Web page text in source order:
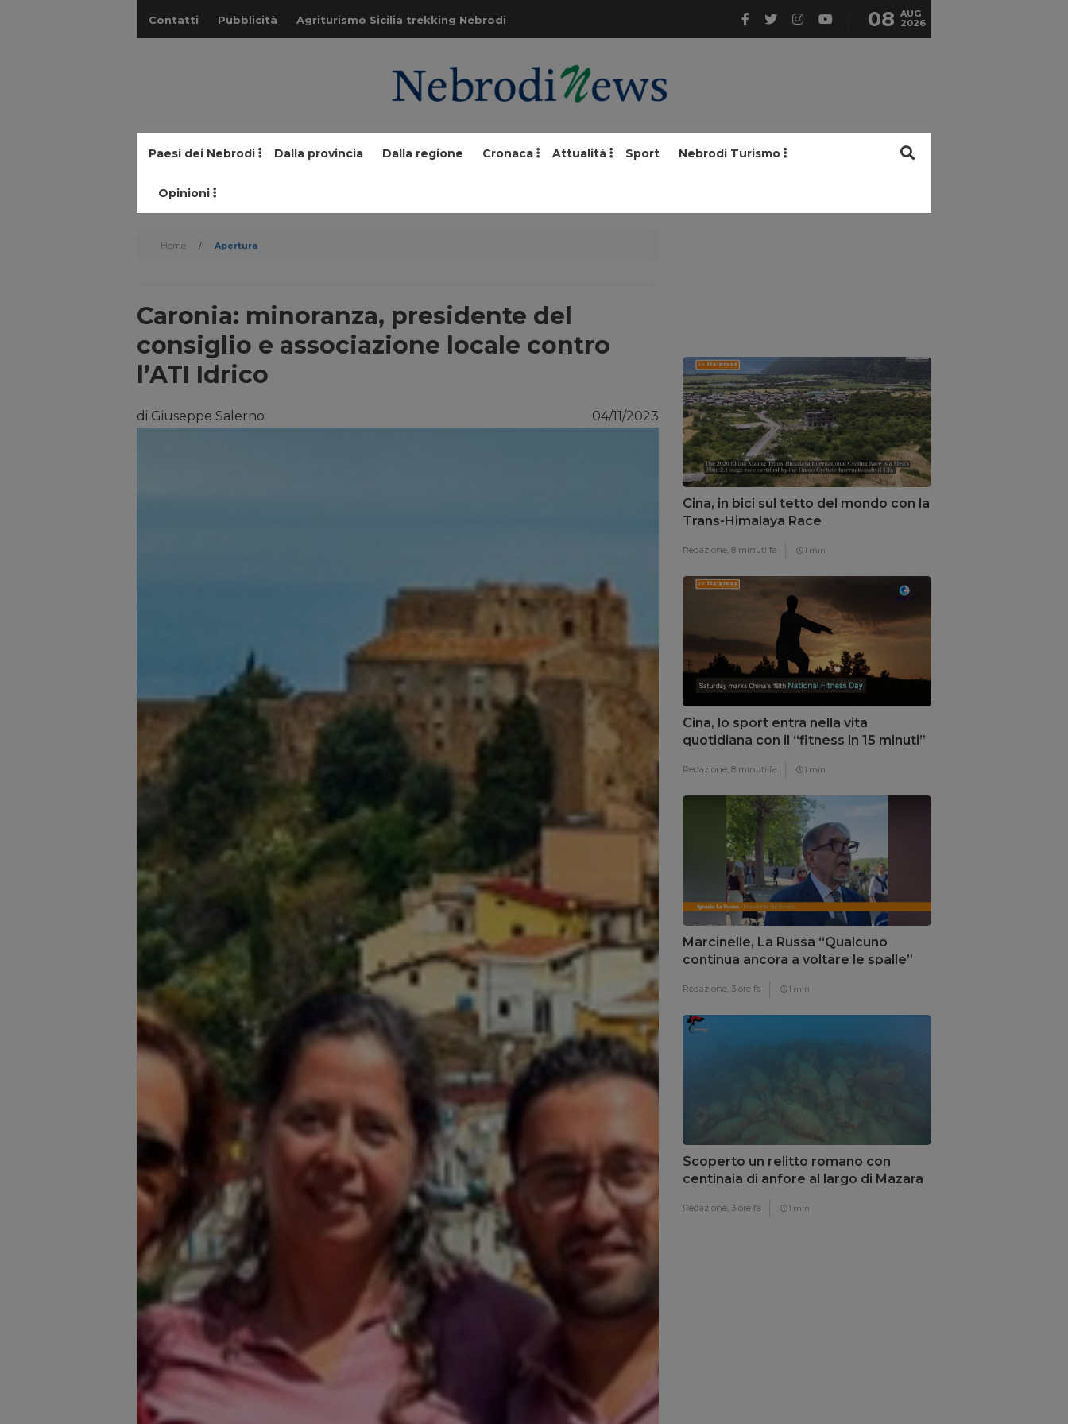
Contatti Pubblicità Agriturismo Sicilia trekking Nebrodi 08 AUG
2026
Paesi dei Nebrodi Dalla provincia Dalla regione Cronaca Attualità Sport Nebrodi Turismo
Opinioni
Home / Apertura
Caronia: minoranza, presidente del
consiglio e associazione locale contro
l’ATI Idrico
di Giuseppe Salerno 04/11/2023
Cina, in bici sul tetto del mondo con la
Trans-Himalaya Race
Redazione, 8 minuti fa 1 min
Cina, lo sport entra nella vita
quotidiana con il “fitness in 15 minuti”
Redazione, 8 minuti fa 1 min
Marcinelle, La Russa “Qualcuno
continua ancora a voltare le spalle”
Redazione, 3 ore fa 1 min
Scoperto un relitto romano con
centinaia di anfore al largo di Mazara
Redazione, 3 ore fa 1 min